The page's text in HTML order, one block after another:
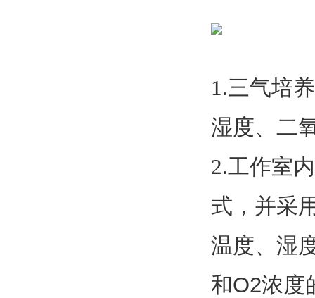
1.三气培
湿度、二
2.工作室
式，并采
温度、湿
和O2浓度